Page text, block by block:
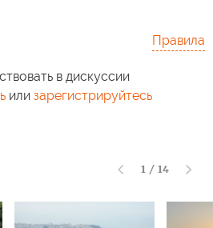
Правила
в дискуссии
или зарегистрируйтесь
1 / 14